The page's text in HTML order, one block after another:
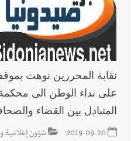
نقابة المحررين نوهت
على نداء الوطن الى
المتبادل بين القضاء
2019-09-20 شؤون إعلامية